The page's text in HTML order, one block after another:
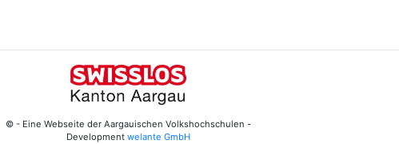
© - Eine Webseite der Aargauischen Volkshochschulen -
Development welante GmbH